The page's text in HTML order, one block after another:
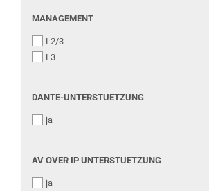
MANAGEMENT
MANAGEMENT
L2/3
L3
DANTE-
DANTE-UNTERSTUETZUNG
ja
AV
AV OVER IP UNTERSTUETZUNG
ja